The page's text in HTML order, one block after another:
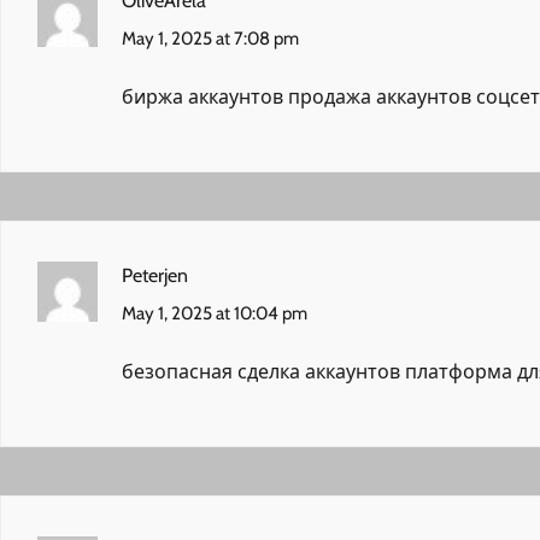
May 1, 2025 at 7:08 pm
биржа аккаунтов продажа аккаунтов
Peterjen
May 1, 2025 at 10:04 pm
безопасная сделка аккаунтов платформа